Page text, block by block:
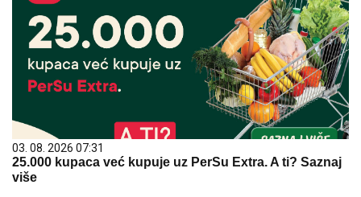
03. 08. 2026 07:31
25.000 kupaca već kupuje uz PerSu Extra. A ti? Saznaj
više